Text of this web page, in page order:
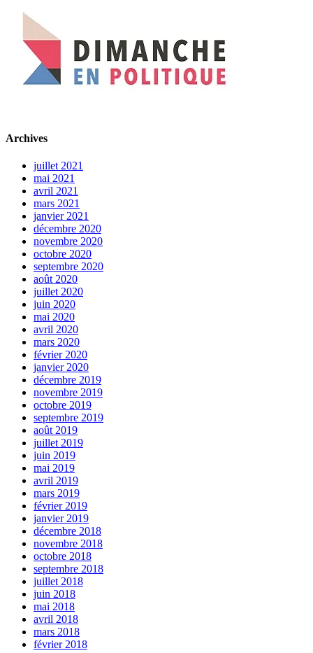
Archives
juillet 2021
mai 2021
avril 2021
mars 2021
janvier 2021
décembre 2020
novembre 2020
octobre 2020
septembre 2020
août 2020
juillet 2020
juin 2020
mai 2020
avril 2020
mars 2020
février 2020
janvier 2020
décembre 2019
novembre 2019
octobre 2019
septembre 2019
août 2019
juillet 2019
juin 2019
mai 2019
avril 2019
mars 2019
février 2019
janvier 2019
décembre 2018
novembre 2018
octobre 2018
septembre 2018
juillet 2018
juin 2018
mai 2018
avril 2018
mars 2018
février 2018